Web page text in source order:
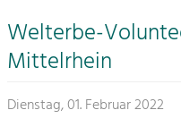
Mein Projekt
Suche
Baukultur
Ortsbild, Baukultur und
Siedlungswesen.
Land- &
Welterbe-
Mittelrhein
Dienstag, 01. Februar 2022